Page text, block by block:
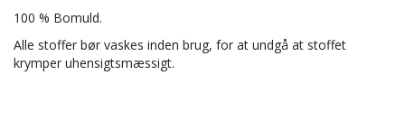
100 % Bomuld.
Alle stoffer bør vaskes inden brug, for at undgå at stoffet
krymper uhensigtsmæssigt.